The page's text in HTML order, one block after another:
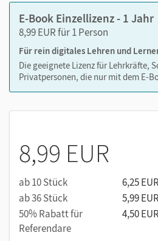
E-Book Einzellizenz - 1 Jahr
8,99 EUR für 1 Person
Für rein digitales Lehren und
Die geeignete Lizenz für Lehrkräfte,
Privatpersonen, die nur mit dem E-
8,99 EUR
ab 10 Stück
6,25 EUR
ab 36 Stück
5,99 EUR
50% Rabatt für
Referendare
4,50 EUR